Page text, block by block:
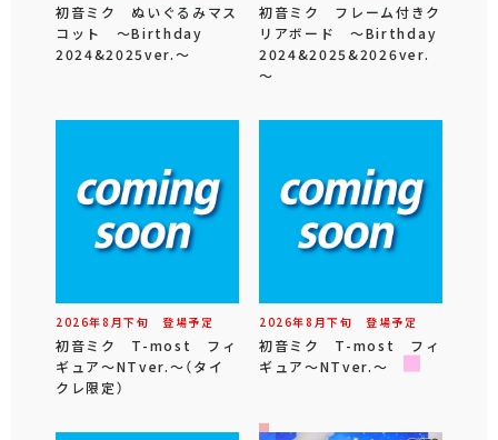
初音ミク ぬいぐるみマス
コット ～Birthday
2024&2025ver.～
初音ミク フレーム付きク
リアボード ～Birthday
2024&2025&2026ver.
～
2026年8 月下旬 登場予定
初音ミク T-most フィ
ギュア～NTver.～（タイ
クレ限定）
2026年8 月下旬 登場予定
初音ミク T-most フィ
ギュア～NTver.～